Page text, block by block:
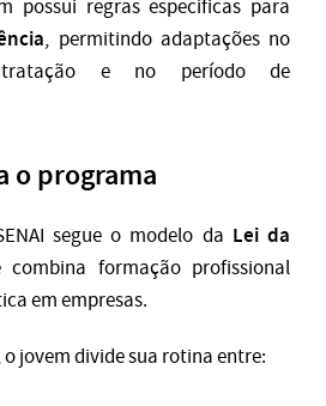
possui regras específicas para
, permitindo adaptações no
e no período de
o programa
segue o modelo da Lei da
combina formação profissional
em empresas.
jovem divide sua rotina entre: